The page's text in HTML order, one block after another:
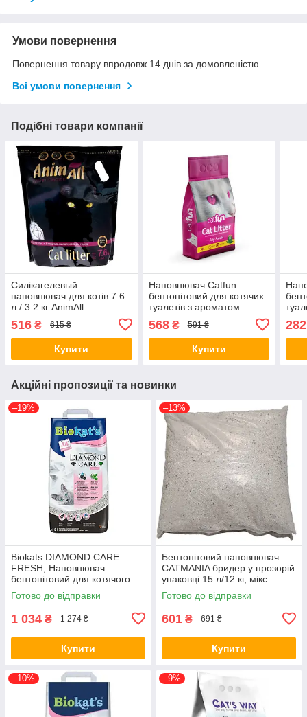
Умови повернення
Повернення товару впродовж 14 днів за домовленістю
Всі умови повернення
Подібні товари компанії
Силікагелевый
наповнювач для котів 7.6
л / 3.2 кг AnimAll
516 ₴ 615 ₴
Купити
Наповнювач Catfun
бентонітовий для котячих
туалетів з ароматом
дитячої присипки 10 л (*)
568₴ 591 ₴
Купити
282
Акційні пропозиції та новинки
–19%
Biokats DIAMOND CARE
FRESH, Наповнювач
бентонітовий для котячого
туалету, 8 л (613260)
Готово до відправки
1 034 ₴ 1 274 ₴
Купити
–13%
Бентонітовий наповнювач
CATMANIA бридер у прозорій
упаковці 15 л/12 кг, мікс
ароматів (*)
Готово до відправки
601 ₴ 691 ₴
Купити
–10% –9%